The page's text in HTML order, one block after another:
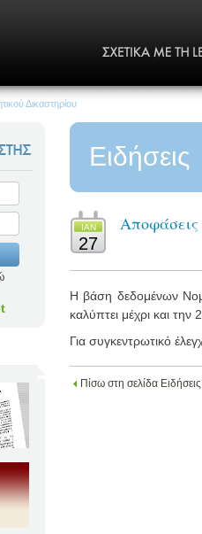
Δικαστηρίου
Ειδήσεις
ΙΑΝ
27
Αποφάσεις
Η βάση δεδομένων
καλύπτει μέχρι και την
Για συγκεντρωτικό
Πίσω στη σελίδα Ειδήσεις